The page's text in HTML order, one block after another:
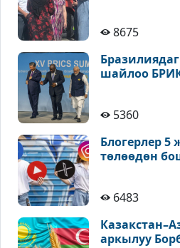
8675
шайлоо
5360
Блогерлер 5
төлөөдөн
6483
аркылуу